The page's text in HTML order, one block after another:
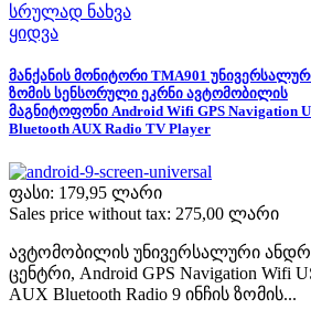
სრულად ნახვა
ყიდვა
მანქანის მონიტორი TMA901
ზომის სენსორული ეკრნი ავტომობილის
მაგნიტოფონი Android Wifi GPS Navigation
Bluetooth AUX Radio TV Player
ფასი: 179,95 ლარი
Sales price without tax: 275,00 ლარი
ავტომობილის უნივერსალური
ცენტრი, Android GPS Navigation Wifi
AUX Bluetooth Radio 9 ინჩის ზომის...